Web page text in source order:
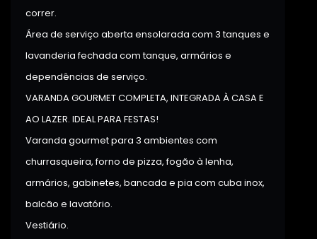
correr.
Área de serviço aberta ensolarada com 3 tanques e
lavanderia fechada com tanque, armários e
dependências de serviço.
VARANDA GOURMET COMPLETA, INTEGRADA À CASA E
AO LAZER. IDEAL PARA FESTAS!
Varanda gourmet para 3 ambientes com
churrasqueira, forno de pizza, fogão à lenha,
armários, gabinetes, bancada e pia com cuba inox,
balcão e lavatório.
Vestiário.